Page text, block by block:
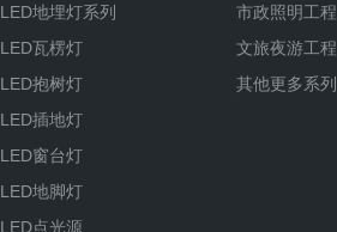
LED地埋灯系列
LED瓦楞灯
LED抱树灯
LED插地灯
LED窗台灯
LED地脚灯
LED点光源
市政照明工程
文旅夜游工程
其他更多系列